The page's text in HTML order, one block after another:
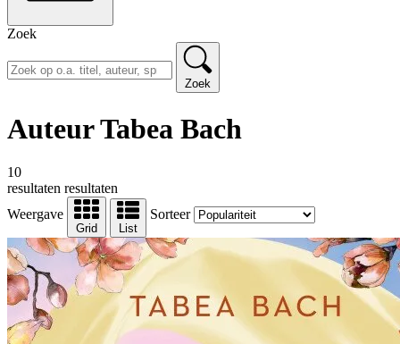
Zoek
Zoek
Auteur Tabea Bach
10
resultaten resultaten
Weergave
Grid List
Sorteer